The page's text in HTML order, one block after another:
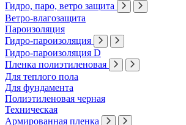
Гидро, паро, ветро защита
Ветро-влагозащита
Пароизоляция
Гидро-пароизоляция
Гидро-пароизоляция D
Пленка полиэтиленовая
Для теплого пола
Для фундамента
Полиэтиленовая черная
Техническая
Армированная пленка